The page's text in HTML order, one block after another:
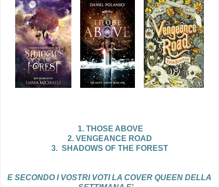
1. THOSE ABOVE
2. VENGEANCE ROAD
3. SHADOWS OF THE FOREST
E SECONDO I VOSTRI VOTI LA COVER QUEEN DELLA